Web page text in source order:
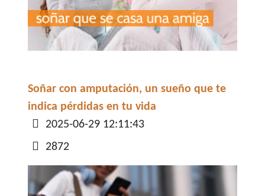
Soñar con amputación, un sueño que te
indica pérdidas en tu vida
Detalles
2025-06-29 12:11:43
2872